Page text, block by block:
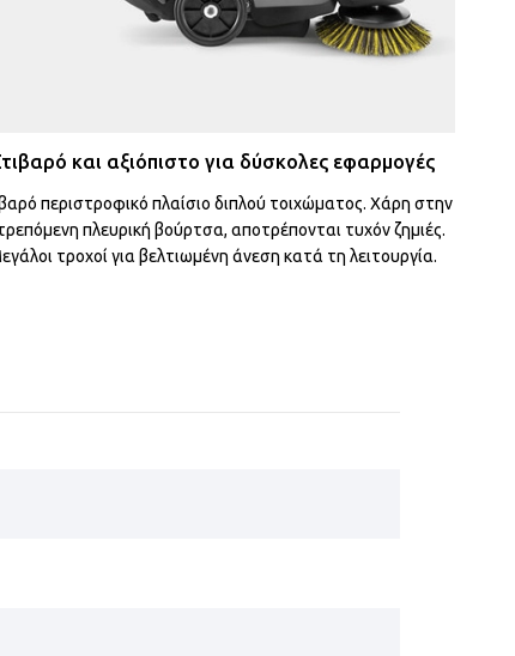
και αξιόπιστο για δύσκολες εφαρμογές
περιστροφικό πλαίσιο διπλού τοιχώματος. Χάρη στην
πλευρική βούρτσα, αποτρέπονται τυχόν ζημιές.
τροχοί για βελτιωμένη άνεση κατά τη λειτουργία.